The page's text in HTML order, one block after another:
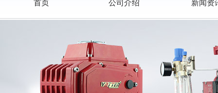
首页 公司介绍 新闻资